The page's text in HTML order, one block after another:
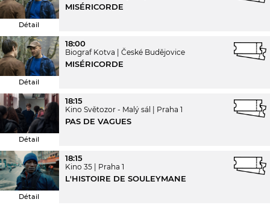
Détail
MISÉRICORDE
Détail
18:00
Biograf Kotva České Budějovice
MISÉRICORDE
Détail
18:15
Kino Světozor - Malý sál Praha 1
PAS DE VAGUES
Détail
18:15
Kino 35 Praha 1
L'HISTOIRE DE SOULEYMANE